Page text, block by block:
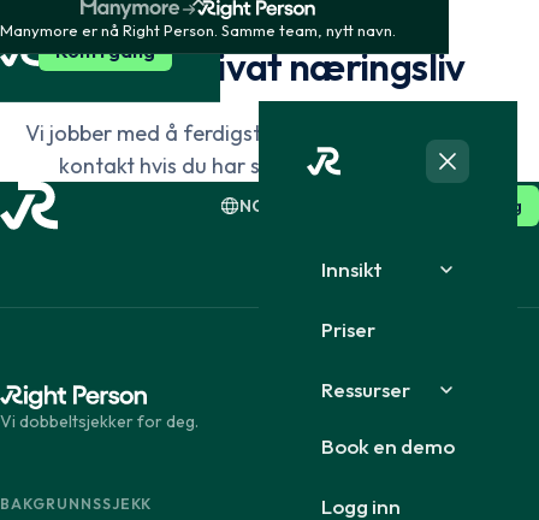
Manymore er nå Right Person. Samme team, nytt navn.
Kom i gang
Innsikt
Priser
Ressurser
Book en demo
Logg inn
SEGMENTER
HR og privat næringsliv
Vi jobber med å ferdigstille denne siden. Ta gjerne
kontakt hvis du har spørsmål i mellomtiden.
NO · Norsk
Dansk English
Suomi English
Kom i gang
Vi dobbeltsjekker for deg.
BAKGRUNNSSJEKK